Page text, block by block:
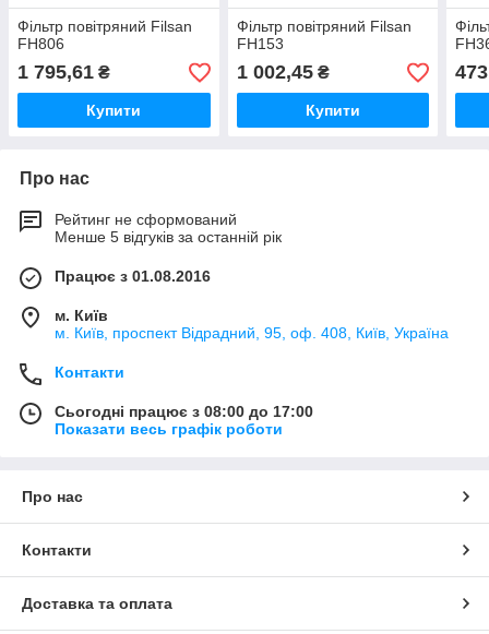
Фільтр повітряний Filsan
FH806
1 795,61 ₴
Купити
Фільтр повітряний Filsan
FH153
1 002,45₴
Купити
Про нас
Рейтинг не сформований
Менше 5 відгуків за останній рік
Працює з 01.08.2016
м. Київ
м. Київ, проспект Відрадний, 95, оф. 408, Київ, Україна
Контакти
Сьогодні працює з 08:00 до 17:00
Показати весь графік роботи
Про нас
Контакти
Доставка та оплата